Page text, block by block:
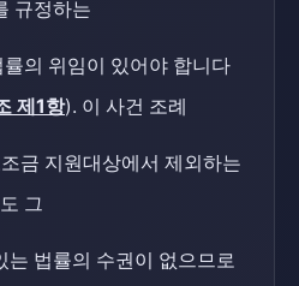
규정하는
의 위임이 있어야 합니다
제1항). 이 사건 조례
금 지원대상에서 제외하는
그
는 법률의 수권이 없으므로